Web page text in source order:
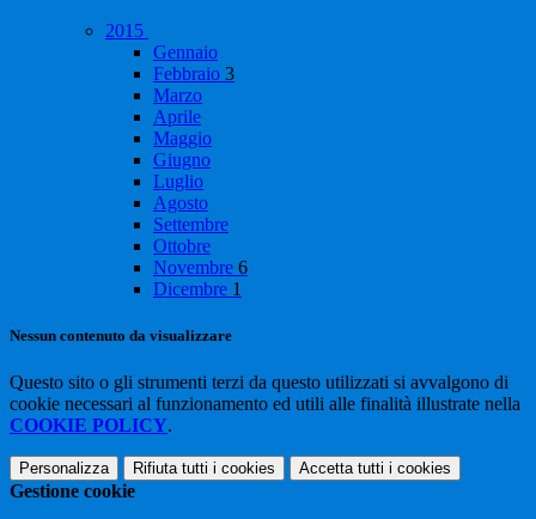
2015
Gennaio
Febbraio 3
Marzo
Aprile
Maggio
Giugno
Luglio
Agosto
Settembre
Ottobre
Novembre 6
Dicembre 1
Nessun contenuto da visualizzare
Questo sito o gli strumenti terzi da questo utilizzati si avvalgono di
cookie necessari al funzionamento ed utili alle finalità illustrate nella
COOKIE POLICY.
Personalizza Rifiuta tutti i cookies Accetta tutti i cookies
Gestione cookie